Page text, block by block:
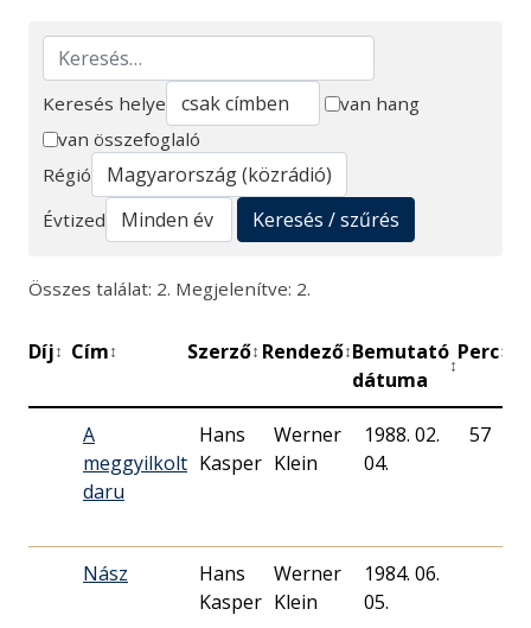
Keresés
Keresés helye
van hang
van összefoglaló
Régió
Évtized
Keresés / szűrés
Összes találat: 2. Megjelenítve: 2.
Díj↕ Cím↕ Szerző↕ Rendező↕Bemutató
dátuma
↕
Perc↕
A
meggyilkolt
daru
Hans
Kasper
Werner
Klein
1988. 02.
04.
57
Nász
Hans
Kasper
Werner
Klein
1984. 06.
05.